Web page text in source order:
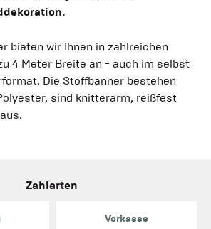
bieten wir Ihnen in zahlreichen
4 Meter Breite an - auch im selbst
Die Stoffbanner bestehen
sind knitterarm, reißfest
Zahlarten
Vorkasse